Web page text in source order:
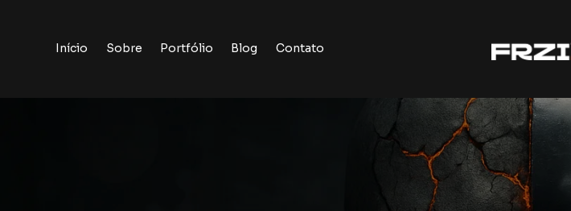
Início Sobre Portfólio Blog Contato